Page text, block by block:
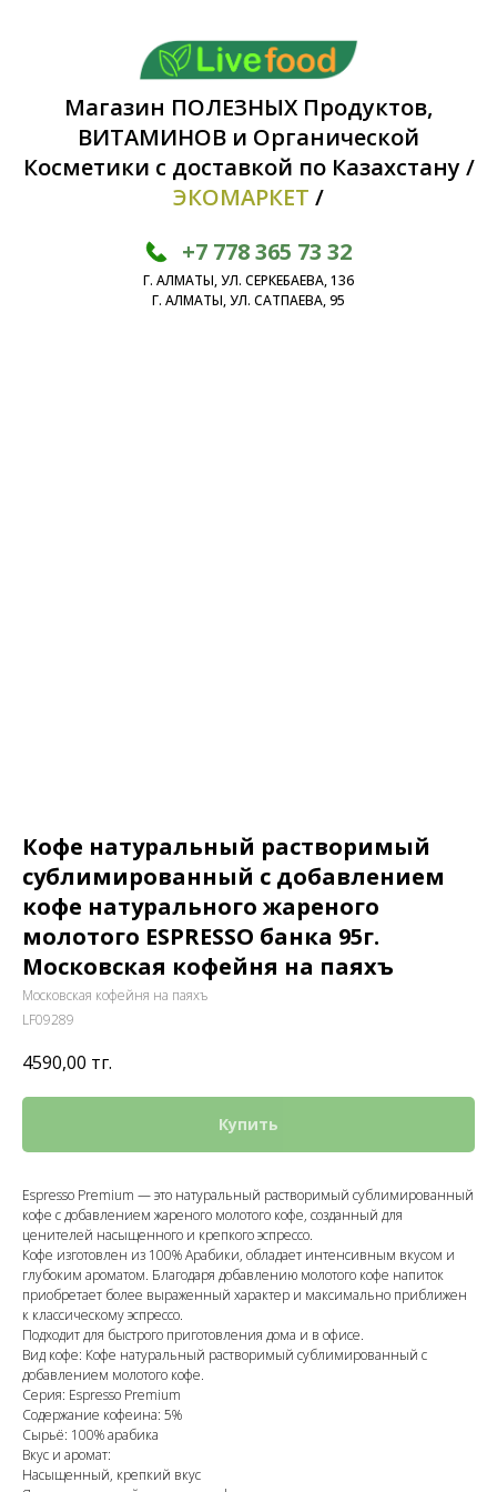
Магазин ПОЛЕЗНЫХ Продуктов,
ВИТАМИНОВ и Органической
Косметики с доставкой по Казахстану /
ЭКОМАРКЕТ /
+7 778 365 73 32
Г. АЛМАТЫ, УЛ. СЕРКЕБАЕВА, 136
Г. АЛМАТЫ, УЛ. САТПАЕВА, 95
Кофе натуральный растворимый
сублимированный с добавлением
кофе натурального жареного
молотого ESPRESSO банка 95г.
Московская кофейня на паяхъ
Московская кофейня на паяхъ
LF09289
4590,00 тг.
Купить
Espresso Premium — это натуральный растворимый сублимированный
кофе с добавлением жареного молотого кофе, созданный для
ценителей насыщенного и крепкого эспрессо.
Кофе изготовлен из 100% Арабики, обладает интенсивным вкусом и
глубоким ароматом. Благодаря добавлению молотого кофе напиток
приобретает более выраженный характер и максимально приближен
к классическому эспрессо.
Подходит для быстрого приготовления дома и в офисе.
Вид кофе: Кофе натуральный растворимый сублимированный с
добавлением молотого кофе.
Серия: Espresso Premium
Содержание кофеина: 5%
Сырьё: 100% арабика
Вкус и аромат:
Насыщенный, крепкий вкус